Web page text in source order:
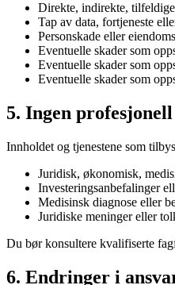
Direkte, indirekte,
Tap av data, fortjeneste
Personskade eller
Eventuelle skader som
Eventuelle skader som
Eventuelle skader som
5. Ingen
Innholdet og tjenestene som
Juridisk, økonomisk,
Investeringsanbefalinger
Medisinsk diagnose eller
Juridiske meninger eller
Du bør konsultere kvalifiserte
6. Endringer i